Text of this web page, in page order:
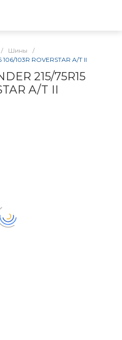
/ Шины
/
103R ROVERSTAR A/T II
215/75R15
A/T II